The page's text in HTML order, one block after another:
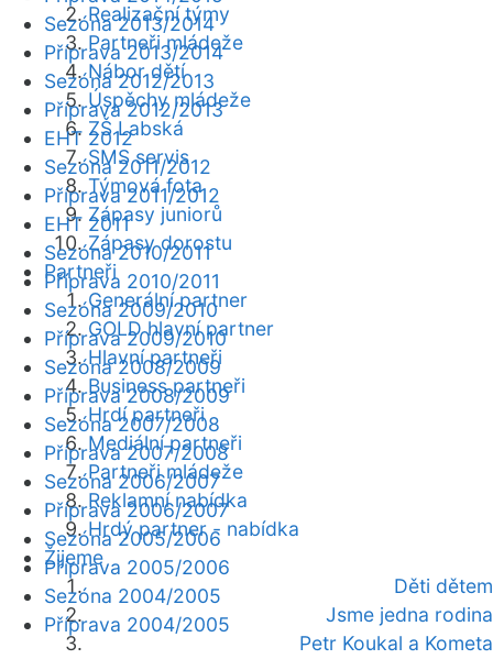
Realizační týmy
Partneři mládeže
Nábor dětí
Úspěchy mládeže
ZŠ Labská
SMS servis
Týmová fota
Zápasy juniorů
Zápasy dorostu
Partneři
Generální partner
GOLD hlavní partner
Hlavní partneři
Business partneři
Hrdí partneři
Mediální partneři
Partneři mládeže
Reklamní nabídka
Hrdý partner - nabídka
Žijeme
Děti dětem
Jsme jedna rodina
Petr Koukal a Kometa
Sezóna 2013/2014
Příprava 2013/2014
Sezóna 2012/2013
Příprava 2012/2013
EHT 2012
Sezóna 2011/2012
Příprava 2011/2012
EHT 2011
Sezóna 2010/2011
Příprava 2010/2011
Sezóna 2009/2010
Příprava 2009/2010
Sezóna 2008/2009
Příprava 2008/2009
Sezóna 2007/2008
Příprava 2007/2008
Sezóna 2006/2007
Příprava 2006/2007
Sezóna 2005/2006
Příprava 2005/2006
Sezóna 2004/2005
Příprava 2004/2005